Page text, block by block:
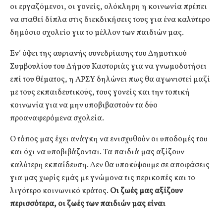
οι εργαζόμενοι, οι γονείς, ολόκληρη η κοινωνία πρέπει
να σταθεί δίπλα στις διεκδικήσεις τους για ένα καλύτερο
δημόσιο σχολείο για το μέλλον των παιδιών μας.
Εν’ όψει της αυριανής συνεδρίασης του Δημοτικού
Συμβουλίου του Δήμου Καστοριάς για να γνωμοδοτήσει
επί του θέματος, η ΑΡΣΥ δηλώνει πως θα αγωνιστεί μαζί
με τους εκπαιδευτικούς, τους γονείς και την τοπική
κοινωνία για να μην υποβιβαστούν τα δύο
προαναφερόμενα σχολεία.
Ο τόπος μας έχει ανάγκη να ενισχυθούν οι υποδομές του
και όχι να υποβιβάζονται. Τα παιδιά μας αξίζουν
καλύτερη εκπαίδευση. Δεν θα υποκύψουμε σε αποφάσεις
για μας χωρίς εμάς με γνώμονα τις περικοπές και το
λιγότερο κοινωνικό κράτος. Οι ζωές μας αξίζουν
περισσότερα, οι ζωές των παιδιών μας είναι